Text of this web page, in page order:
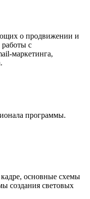
о продвижении и
с
маркетинга,
программы.
основные схемы
создания световых